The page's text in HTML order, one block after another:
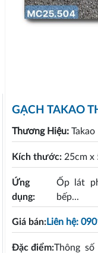
GẠCH TAKAO
Thương Hiệu: Takao
Kích thước: 25cm x
Ứng
dụng:
Ốp lát
bếp...
Giá bán:Liên hệ:
Đặc điểm:Thông